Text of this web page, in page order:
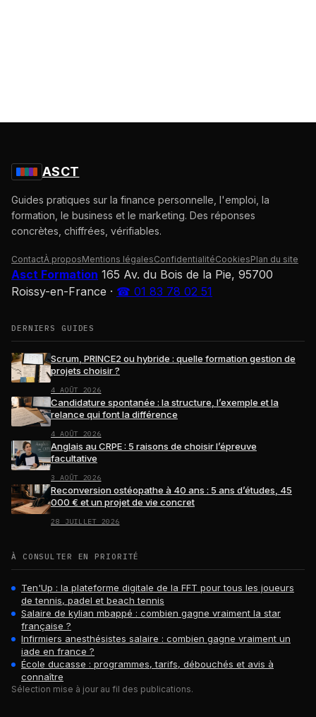
ASCT
Guides pratiques sur la finance personnelle, l'emploi, la
formation, le business et le marketing. Des réponses
concrètes, chiffrées, vérifiables.
ContactÀ proposMentions légalesConfidentialitéCookiesPlan du site
Asct Formation 165 Av. du Bois de la Pie, 95700
Roissy-en-France · ☎ 01 83 78 02 51
DERNIERS GUIDES
Scrum, PRINCE2 ou hybride : quelle formation gestion de
projets choisir ?
4 AOÛT 2026
Candidature spontanée : la structure, l’exemple et la
relance qui font la différence
4 AOÛT 2026
Anglais au CRPE : 5 raisons de choisir l’épreuve
facultative
3 AOÛT 2026
Reconversion ostéopathe à 40 ans : 5 ans d’études, 45
000 € et un projet de vie concret
28 JUILLET 2026
À CONSULTER EN PRIORITÉ
Ten'Up : la plateforme digitale de la FFT pour tous les joueurs
de tennis, padel et beach tennis
Salaire de kylian mbappé : combien gagne vraiment la star
française ?
Infirmiers anesthésistes salaire : combien gagne vraiment un
iade en france ?
École ducasse : programmes, tarifs, débouchés et avis à
connaître
Sélection mise à jour au fil des publications.